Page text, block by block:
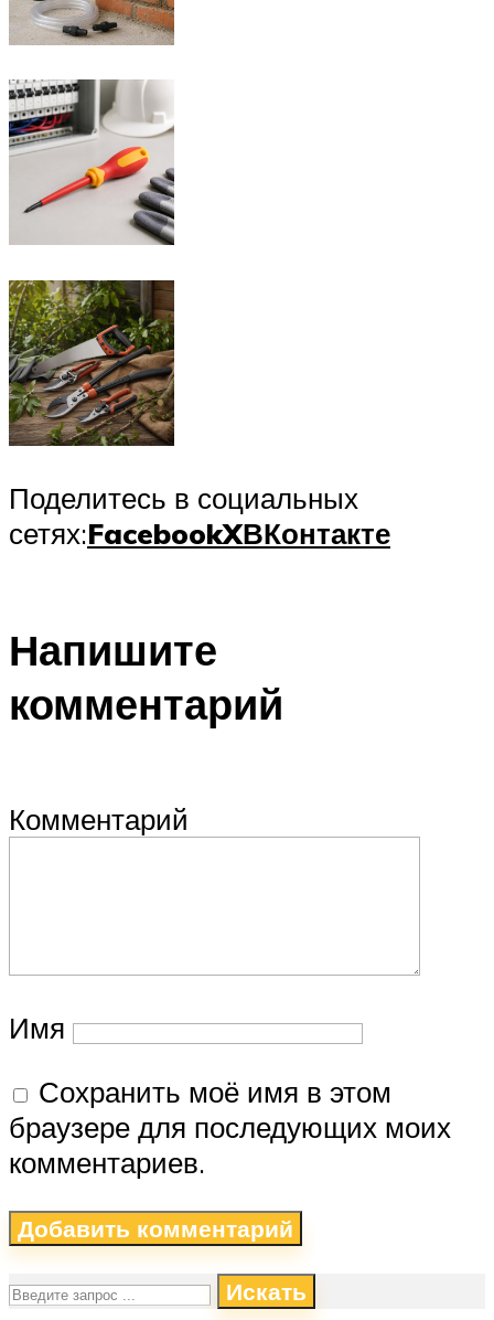
Поделитесь в социальных
сетях:FacebookXВКонтакте
Напишите
комментарий
Комментарий
Имя
Сохранить моё имя в этом
браузере для последующих моих
комментариев.
Искать